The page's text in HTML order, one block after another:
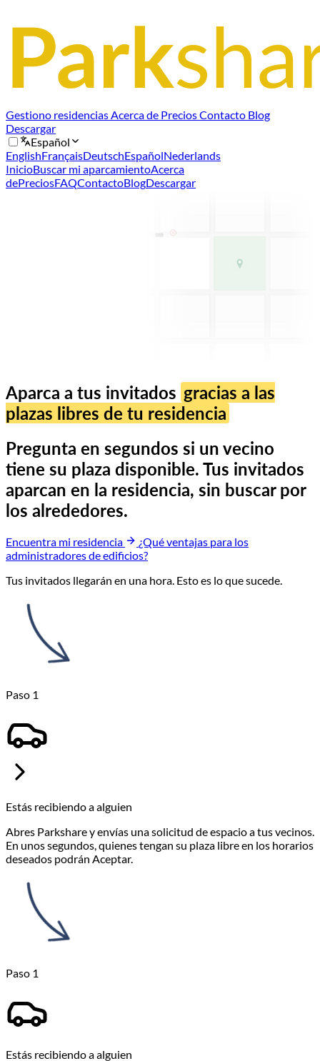
Gestiono residenciasAcerca de PreciosContacto Blog
Descargar
Español
EnglishFrançaisDeutschEspañolNederlands
InicioBuscar mi aparcamientoAcerca
dePreciosFAQContactoBlogDescargar
Aparca a tus invitados gracias a las
plazas libres de tu residencia
Pregunta en segundos si un vecino
tiene su plaza disponible. Tus invitados
aparcan en la residencia, sin buscar por
los alrededores.
Encuentra mi residencia
¿Qué ventajas para los
administradores de edificios?
Parksharehace 5 minutos
John ha solicitado un espacio de
aparcamiento para esta noche
Tus invitados llegarán en una hora. Esto es lo que sucede.
Paso 1
Estás recibiendo a alguien
Abres Parkshare y envías una solicitud de espacio a tus vecinos.
En unos segundos, quienes tengan su plaza libre en los horarios
deseados podrán Aceptar.
Paso 1